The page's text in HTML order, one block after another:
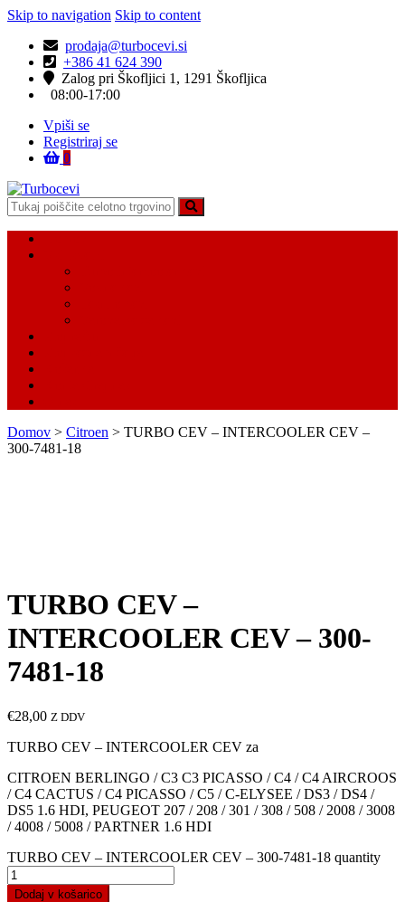
Skip to navigation Skip to content
prodaja@turbocevi.si
+386 41 624 390
Zalog pri Škofljici 1, 1291 Škofljica
08:00-17:00
Vpiši se
Registriraj se
0
Turbocevi
Turbo ideal – turbo cevi
Domov > Citroen > TURBO CEV – INTERCOOLER CEV –
300-7481-18
TURBO CEV –
INTERCOOLER CEV – 300-
7481-18
€28,00 Z DDV
TURBO CEV – INTERCOOLER CEV za
CITROEN BERLINGO / C3 C3 PICASSO / C4 / C4 AIRCROOS
/ C4 CACTUS / C4 PICASSO / C5 / C-ELYSEE / DS3 / DS4 /
DS5 1.6 HDI, PEUGEOT 207 / 208 / 301 / 308 / 508 / 2008 / 3008
/ 4008 / 5008 / PARTNER 1.6 HDI
TURBO CEV – INTERCOOLER CEV – 300-7481-18 quantity
Dodaj v košarico